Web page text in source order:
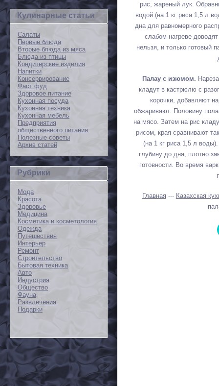
Кулинарные статьи
Салаты
Первые блюда
Вторые блюда из мяса
Блюда из птицы
Кондитерские изделия
Напитки
Консервирование
Фаст фуд
Здоровое питание
Кухонная посуда
Кухонная техника
Кухонная мебель
Предприятия
общественного питания
Полезные советы
Архив статей
Рубрики
Мода
Красота
Здоровье
Медицина
Косметика и косметология
Одежда
Путешествия
Интерьер
Ремонт
Строительство
Бытовая техника
Авто
Индустрия
Общество
Фауна
Развлечения
Подарки
рис, жареный лук.
водой (на 1 кг риса 1,5 л
дна для равномерного
слабом нагреве
нельзя, и только готовый
Палау с изюмом.
кладут в кастрюлю с
корочки, добавляют
обжаривают. Половину
на мясо. Затем на рис
рисом, края сравнивают
(на 1 кг риса 1,5 л
глубину до дна, плотно
готовности. Во время
Главная --- Казахская